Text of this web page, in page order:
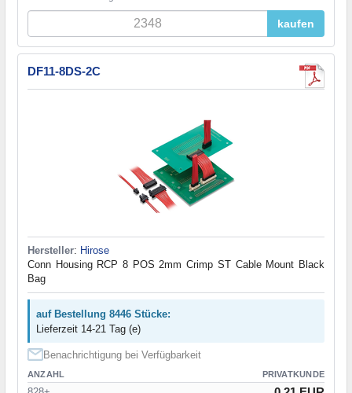
kaufen
DF11-8DS-2C
Hersteller: Hirose
Conn Housing RCP 8 POS 2mm Crimp ST Cable Mount Black
Bag
auf Bestellung 8446 Stücke:
Lieferzeit 14-21 Tag (e)
Benachrichtigung bei Verfügbarkeit
ANZAHL PRIVATKUNDE